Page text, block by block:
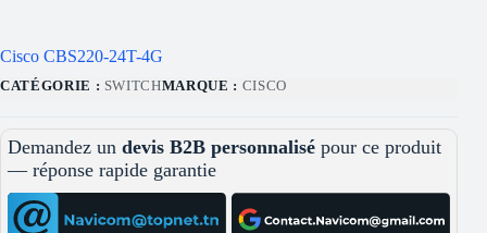
Cisco CBS220-24T-4G
CATÉGORIE : SWITCHMARQUE : CISCO
Demandez un devis B2B personnalisé pour ce produit
— réponse rapide garantie